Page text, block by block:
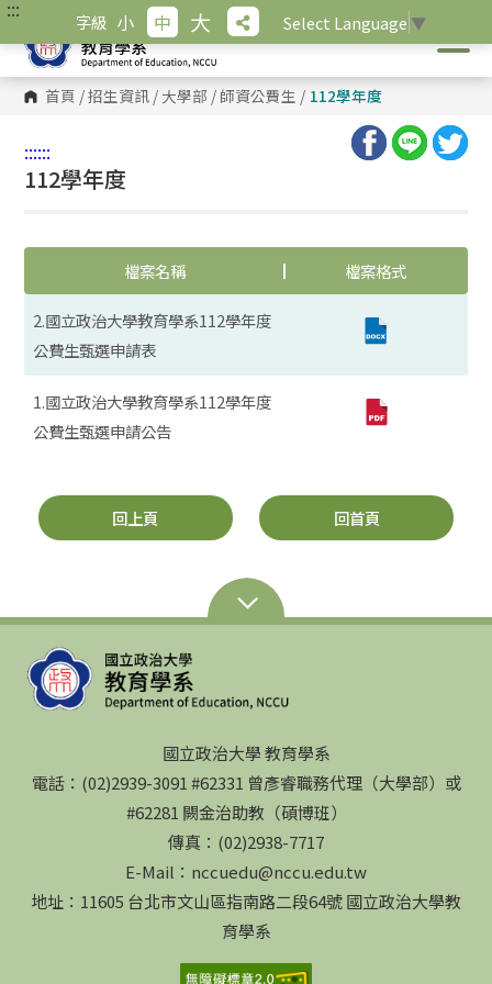
跳
主
內
容
::: 字級 小 中 大 Select Language ▼
首頁 /招生資訊 / 大學部 / 師資公費生 / 112學年度
::::::
112學年度
檔案名稱 檔案格式
2.國立政治大學教育學系112學年度
公費生甄選申請表
1.國立政治大學教育學系112學年度
公費生甄選申請公告
回上頁 回首頁
國立政治大學 教育學系
電話：(02)2939-3091 #62331 曾彥睿職務代理（大學部）或
#62281 闕金治助教（碩博班）
傳真：(02)2938-7717
E-Mail：nccuedu@nccu.edu.tw
地址：11605 台北市文山區指南路二段64號 國立政治大學教
育學系